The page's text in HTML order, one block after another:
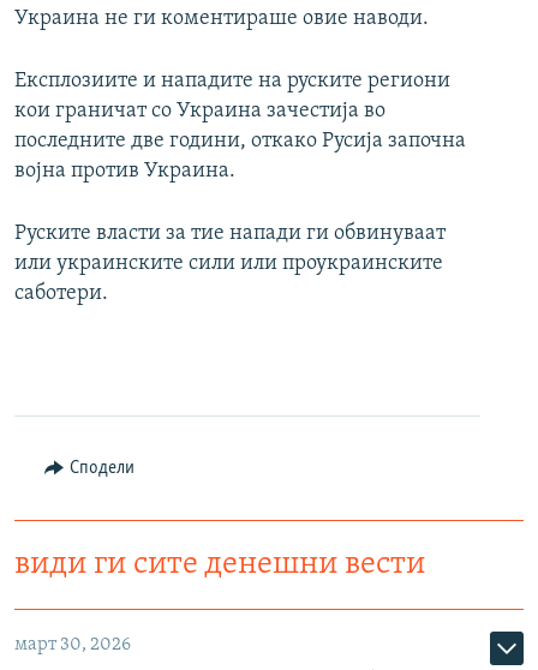
Украина не ги коментираше овие наводи.
Експлозиите и нападите на руските региони
кои граничат со Украина зачестија во
последните две години, откако Русија започна
војна против Украина.
Руските власти за тие напади ги обвинуваат
или украинските сили или проукраинските
саботери.
Сподели
види ги сите денешни вести
март 30, 2026